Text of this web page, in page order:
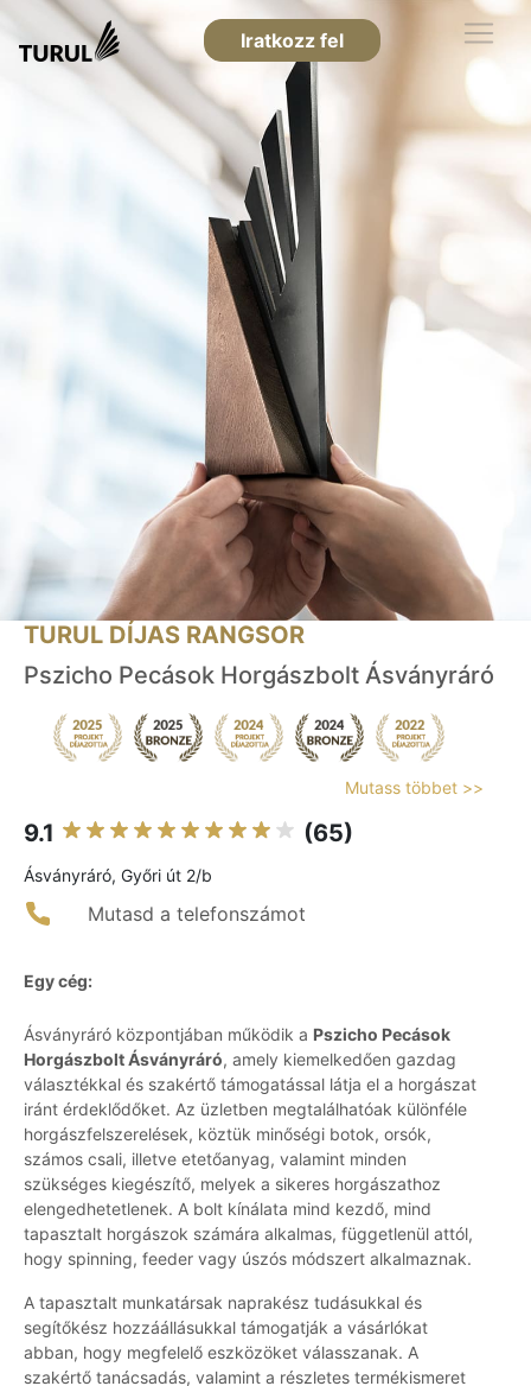
Iratkozz fel
TURUL DÍJAS RANGSOR
Pszicho Pecások Horgászbolt Ásványráró
Mutass többet >>
9.1 (65)
Ásványráró, Győri út 2/b
Mutasd a telefonszámot
Egy cég:
Ásványráró központjában működik a Pszicho Pecások
Horgászbolt Ásványráró, amely kiemelkedően gazdag
választékkal és szakértő támogatással látja el a horgászat
iránt érdeklődőket. Az üzletben megtalálhatóak különféle
horgászfelszerelések, köztük minőségi botok, orsók,
számos csali, illetve etetőanyag, valamint minden
szükséges kiegészítő, melyek a sikeres horgászathoz
elengedhetetlenek. A bolt kínálata mind kezdő, mind
tapasztalt horgászok számára alkalmas, függetlenül attól,
hogy spinning, feeder vagy úszós módszert alkalmaznak.
A tapasztalt munkatársak naprakész tudásukkal és
segítőkész hozzáállásukkal támogatják a vásárlókat
abban, hogy megfelelő eszközöket válasszanak. A
szakértő tanácsadás, valamint a részletes termékismeret